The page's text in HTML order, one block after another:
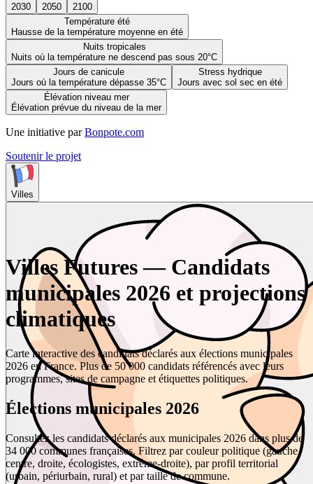
2030 2050
2100
Température été
Hausse de la température moyenne en été
Nuits tropicales
Nuits où la température ne descend pas sous 20°C
Jours de canicule
Jours où la température dépasse 35°C
Stress hydrique
Jours avec sol sec en été
Élévation niveau mer
Élévation prévue du niveau de la mer
Une initiative par Bonpote.com
Soutenir le projet
Villes
Villes Futures — Candidats
municipales 2026 et projections
climatiques
Carte interactive des candidats déclarés aux élections municipales
2026 en France. Plus de 50 000 candidats référencés avec leurs
programmes, sites de campagne et étiquettes politiques.
Élections municipales 2026
Consultez les candidats déclarés aux municipales 2026 dans plus de
34 000 communes françaises. Filtrez par couleur politique (gauche,
centre, droite, écologistes, extrême-droite), par profil territorial
(urbain, périurbain, rural) et par taille de commune.